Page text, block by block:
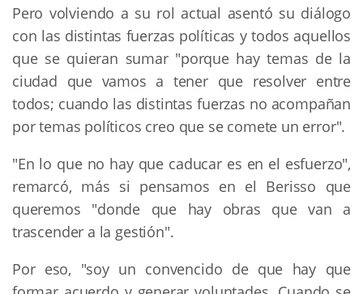
Pero volviendo a su rol actual asentó su diálogo
con las distintas fuerzas políticas y todos aquellos
que se quieran sumar "porque hay temas de la
ciudad que vamos a tener que resolver entre
todos; cuando las distintas fuerzas no acompañan
por temas políticos creo que se comete un error".
"En lo que no hay que caducar es en el esfuerzo",
remarcó, más si pensamos en el Berisso que
queremos "donde que hay obras que van a
trascender a la gestión".
Por eso, "soy un convencido de que hay que